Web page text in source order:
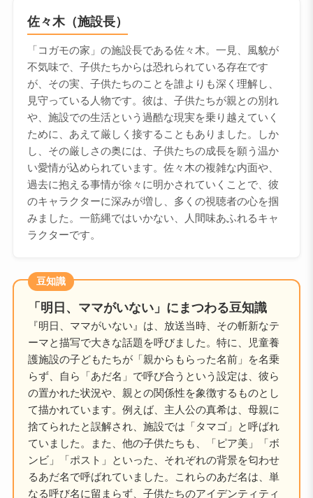
佐々木（施設長）
「コガモの家」の施設長である佐々木。一見、風貌が
不気味で、子供たちからは恐れられている存在です
が、その実、子供たちのことを誰よりも深く理解し、
見守っている人物です。彼は、子供たちが親との別れ
や、施設での生活という過酷な現実を乗り越えていく
ために、あえて厳しく接することもありました。しか
し、その厳しさの奥には、子供たちの成長を願う温か
い愛情が込められています。佐々木の複雑な内面や、
過去に抱える事情が徐々に明かされていくことで、彼
のキャラクターに深みが増し、多くの視聴者の心を掴
みました。一筋縄ではいかない、人間味あふれるキャ
ラクターです。
豆知識
「明日、ママがいない」にまつわる豆知識
『明日、ママがいない』は、放送当時、その斬新なテ
ーマと描写で大きな話題を呼びました。特に、児童養
護施設の子どもたちが「親からもらった名前」を名乗
らず、自ら「あだ名」で呼び合うという設定は、彼ら
の置かれた状況や、親との関係性を象徴するものとし
て描かれています。例えば、主人公の真希は、母親に
捨てられたと誤解され、施設では「タマゴ」と呼ばれ
ていました。また、他の子供たちも、「ピア美」「ボ
ンビ」「ポスト」といった、それぞれの背景を匂わせ
るあだ名で呼ばれていました。これらのあだ名は、単
なる呼び名に留まらず、子供たちのアイデンティティ